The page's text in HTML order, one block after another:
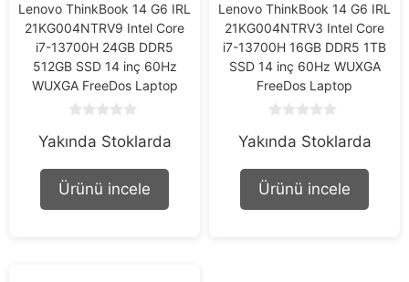
Lenovo ThinkBook 14 G6 IRL
21KG004NTRV9 Intel Core
i7-13700H 24GB DDR5
512GB SSD 14 inç 60Hz
WUXGA FreeDos Laptop
o
t
f
Yakında Stoklarda
Ürünü incele
Lenovo ThinkBook 14 G6 IRL
21KG004NTRV3 Intel Core
i7-13700H 16GB DDR5 1TB
SSD 14 inç 60Hz WUXGA
FreeDos Laptop
o
t
f
Yakında Stoklarda
Ürünü incele